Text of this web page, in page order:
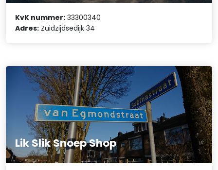
KvK nummer: 33300340
Adres: Zuidzijdsedijk 34
Lik Slik Snoep Shop